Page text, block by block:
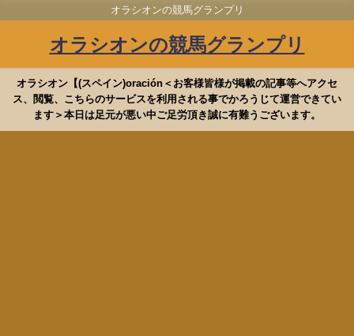
オラシオンの競馬グランプリ
オラシオンの競馬グランプリ
オラシオン【(スペイン)oración＜お客様皆様が掲載の記事等へアクセ
ス、閲覧、こちらのサービスを利用される事でかろうじて運営できてい
ます＞本日は足元が悪い中ご足労頂き誠に有難うございます。